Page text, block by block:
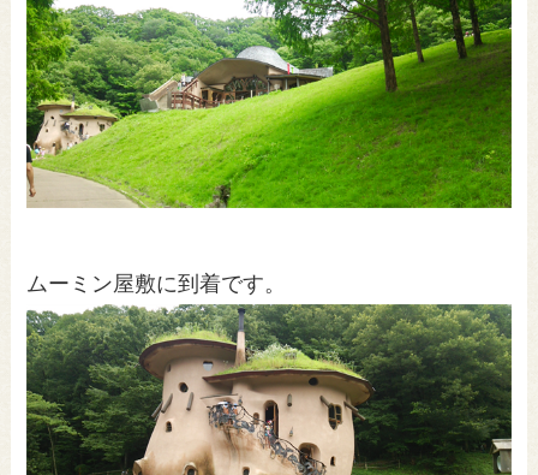
ムーミン屋敷に到着です。